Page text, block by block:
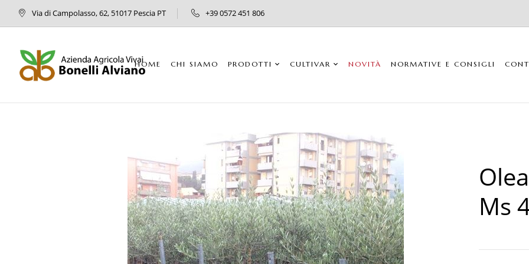
Via di Campolasso, 62, 51017 Pescia PT +39 0572 451 806
HOME CHI SIAMO PRODOTTI CULTIVAR NOVITÀ NORMATIVE E CONSIGLI
Ms